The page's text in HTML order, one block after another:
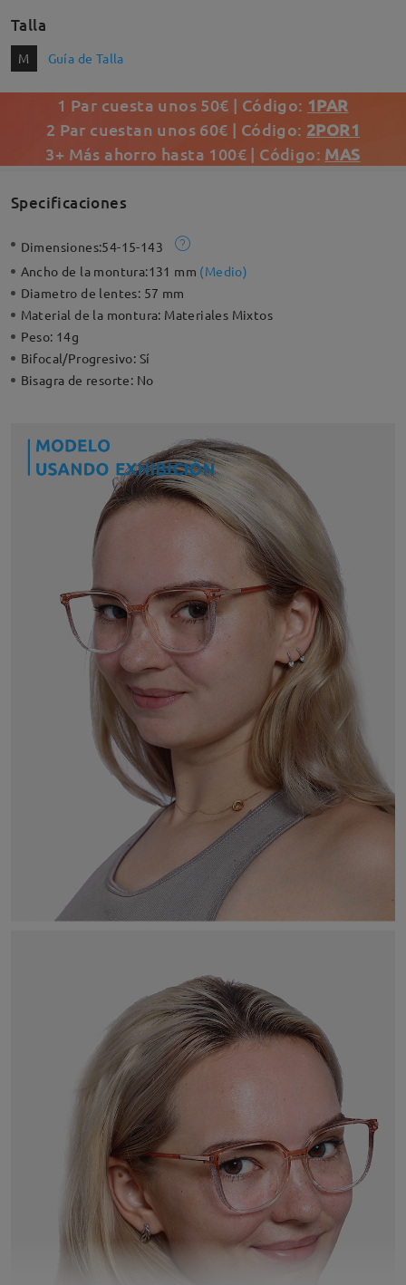
Talla
M Guía de Talla
1 Par cuesta unos 50€ | Código: 1PAR
2 Par cuestan unos 60€ | Código: 2POR1
3+ Más ahorro hasta 100€ | Código: MAS
Specificaciones
Dimensiones:54-15-143
Ancho de la montura:131 mm (Medio)
Diametro de lentes: 57 mm
Material de la montura: Materiales Mixtos
Peso: 14g
Bifocal/Progresivo: Sí
Bisagra de resorte: No